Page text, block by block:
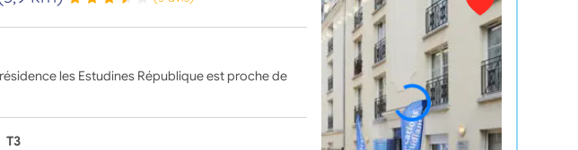
les Estudines République est proche de
T3